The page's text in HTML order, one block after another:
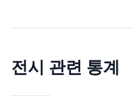
전시 관련 통계